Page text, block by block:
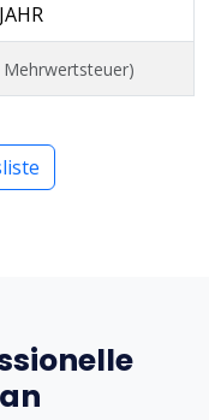
Mehrwertsteuer)